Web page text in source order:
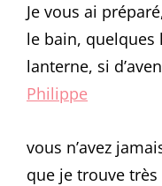
Je vous ai
le bain,
lanterne, si
Philippe
vous n’avez
que je trouve